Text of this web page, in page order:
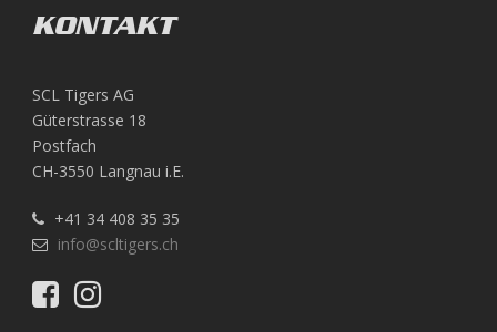
KONTAKT
SCL Tigers AG
Güterstrasse 18
Postfach
CH-3550 Langnau i.E.
+41 34 408 35 35
info@scltigers.ch